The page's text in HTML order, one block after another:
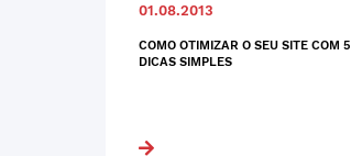
01.08.2013
COMO OTIMIZAR O SEU SITE COM 5
DICAS SIMPLES